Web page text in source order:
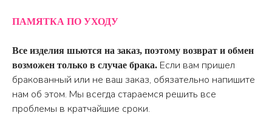
ПАМЯТКА ПО УХОДУ
Все изделия шьются на заказ, поэтому возврат и обмен
возможен только в случае брака. Если вам пришел
бракованный или не ваш заказ, обязательно напишите
нам об этом. Мы всегда стараемся решить все
проблемы в кратчайшие сроки.